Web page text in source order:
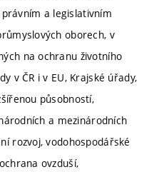
a legislativním
oborech, v
na ochranu životního
v ČR i v EU, Krajské úřady,
působností,
a mezinárodních
rozvoj, vodohospodářské
ovzduší,